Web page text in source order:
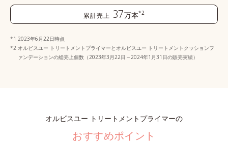
累計売上 37万本*2
2023年6月22日時点
オルビスユー トリートメントプライマーとオルビスユー トリートメントクッションフ
ァンデーションの総売上個数（2023年3月22日～2024年1月31日の販売実績）
オルビスユー トリートメントプライマーの
おすすめポイント